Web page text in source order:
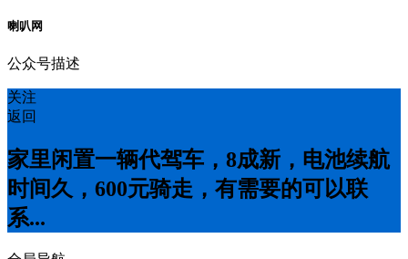
喇叭网
公众号描述
关注
返回
家里闲置一辆代驾车，8成新，电池续航
时间久，600元骑走，有需要的可以联
系...